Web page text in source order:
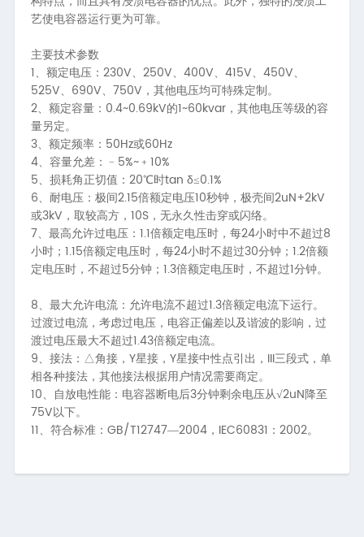
艺使电容器运行更为可靠。
主要技术参数
1、 额定电压： 230V 250V 400V 415V 450V
525V 690V 750V ，其他电压均可特殊定制。
2、 额定容量： 0.4~0.69kV的1~60kvar，其他电压等级的容
量另定。
3、 额定频率： 50Hz或60Hz
4、
容量允差：﹣ 5%~﹢ 10%
5、
损耗角正切值： 20℃时tan δ≤0.1%
6、
耐电压：极间2.15倍额定电压10秒钟，极壳间2uN+2kV
或3kV ，取较高方， 10S，无永久性击穿或闪络。
7、 最高允许过电压： 1.1倍额定电压时，每24小时中不超过8
小时； 1.15倍额定电压时，每24小时不超过30分钟； 1.2倍额
定电压时，不超过5分钟； 1.3倍额定电压时，不超过1分钟。
8、 最大允许电流：允许电流不超过1.3倍额定电流下运行。
过渡过电流，考虑过电压，电容正偏差以及谐波的影响，过
渡过电压最大不超过1.43倍额定电流。
9、 接法：△角接， Y星接， Y星接中性点引出， III三段式，单
相各种接法，其他接法根据用户情况需要商定。
10、 自放电性能：电容器断电后3分钟剩余电压从√2uN 降至
75V 以下。
11、 符合标准： GB/T12747—2004， IEC60831 ： 2002。